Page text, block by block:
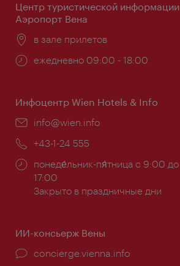
Центр туристической информации
Аэропорт Вена
Расположение:
в зале прилетов
Часы
ежедневно 09:00 - 18:00
Инфоцентр Wien Hotels & Info
Эл.
info@wien.info
Телефон:
+43-1-24 555
Часы
работы:
понеде́льник-пя́тница с 9:00 до
17:00
Закрыто в праздничные дни
ИИ-консьерж Вены
concierge.vienna.info